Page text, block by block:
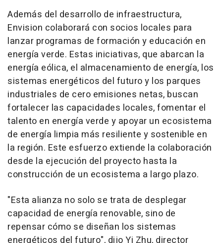
Además del desarrollo de infraestructura,
Envision colaborará con socios locales para
lanzar programas de formación y educación en
energía verde. Estas iniciativas, que abarcan la
energía eólica, el almacenamiento de energía, los
sistemas energéticos del futuro y los parques
industriales de cero emisiones netas, buscan
fortalecer las capacidades locales, fomentar el
talento en energía verde y apoyar un ecosistema
de energía limpia más resiliente y sostenible en
la región. Este esfuerzo extiende la colaboración
desde la ejecución del proyecto hasta la
construcción de un ecosistema a largo plazo.
"Esta alianza no solo se trata de desplegar
capacidad de energía renovable, sino de
repensar cómo se diseñan los sistemas
energéticos del futuro", dijo Yi Zhu, director